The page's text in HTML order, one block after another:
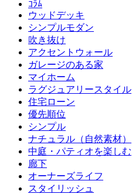
ｺﾗﾑ
ウッドデッキ
シンプルモダン
吹き抜け
アクセントウォール
ガレージのある家
マイホーム
ラグジュアリースタイル
住宅ローン
優先順位
シンプル
ナチュラル（自然素材）
中庭・パティオを楽しむ
廊下
オーナーズライフ
スタイリッシュ